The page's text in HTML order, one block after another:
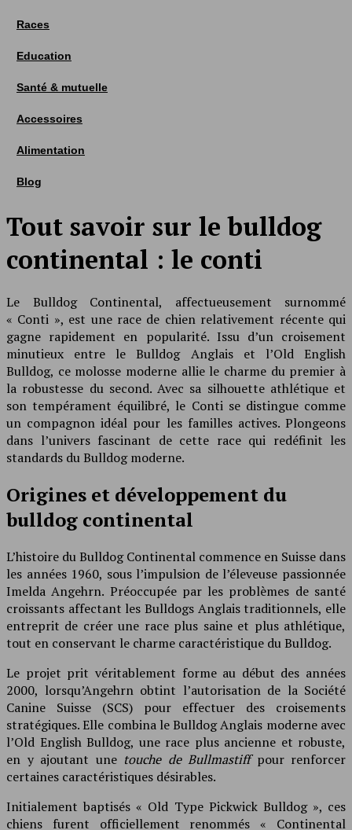
Races
Education
Santé & mutuelle
Accessoires
Alimentation
Blog
Tout savoir sur le bulldog
continental : le conti
Le Bulldog Continental, affectueusement surnommé
« Conti », est une race de chien relativement récente qui
gagne rapidement en popularité. Issu d’un croisement
minutieux entre le Bulldog Anglais et l’Old English
Bulldog, ce molosse moderne allie le charme du premier à
la robustesse du second. Avec sa silhouette athlétique et
son tempérament équilibré, le Conti se distingue comme
un compagnon idéal pour les familles actives. Plongeons
dans l’univers fascinant de cette race qui redéfinit les
standards du Bulldog moderne.
Origines et développement du
bulldog continental
L’histoire du Bulldog Continental commence en Suisse dans
les années 1960, sous l’impulsion de l’éleveuse passionnée
Imelda Angehrn. Préoccupée par les problèmes de santé
croissants affectant les Bulldogs Anglais traditionnels, elle
entreprit de créer une race plus saine et plus athlétique,
tout en conservant le charme caractéristique du Bulldog.
Le projet prit véritablement forme au début des années
2000, lorsqu’Angehrn obtint l’autorisation de la Société
Canine Suisse (SCS) pour effectuer des croisements
stratégiques. Elle combina le Bulldog Anglais moderne avec
l’Old English Bulldog, une race plus ancienne et robuste,
en y ajoutant une touche de Bullmastiffpour renforcer
certaines caractéristiques désirables.
Initialement baptisés « Old Type Pickwick Bulldog », ces
chiens furent officiellement renommés « Continental